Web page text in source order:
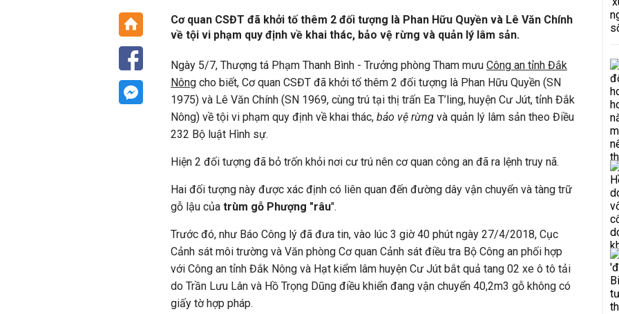
Cơ quan CSĐT đã khởi tố thêm 2 đối tượng là Phan Hữu Quyền và Lê Văn Chính
về tội vi phạm quy định về khai thác, bảo vệ rừng và quản lý lâm sản.
Ngày 5/7, Thượng tá Phạm Thanh Bình - Trưởng phòng Tham mưu Công an tỉnh Đắk
Nông cho biết, Cơ quan CSĐT đã khởi tố thêm 2 đối tượng là Phan Hữu Quyền (SN
1975) và Lê Văn Chính (SN 1969, cùng trú tại thị trấn Ea T’ling, huyện Cư Jút, tỉnh Đắk
Nông) về tội vi phạm quy định về khai thác, bảo vệ rừng và quản lý lâm sản theo Điều
232 Bộ luật Hình sự.
Hiện 2 đối tượng đã bỏ trốn khỏi nơi cư trú nên cơ quan công an đã ra lệnh truy nã.
Hai đối tượng này được xác định có liên quan đến đường dây vận chuyển và tàng trữ
gỗ lậu của trùm gỗ Phượng "râu".
Trước đó, như Báo Công lý đã đưa tin, vào lúc 3 giờ 40 phút ngày 27/4/2018, Cục
Cảnh sát môi trường và Văn phòng Cơ quan Cảnh sát điều tra Bộ Công an phối hợp
với Công an tỉnh Đắk Nông và Hạt kiểm lâm huyện Cư Jút bắt quả tang 02 xe ô tô tải
do Trần Lưu Lân và Hồ Trọng Dũng điều khiển đang vận chuyển 40,2m3 gỗ không có
giấy tờ hợp pháp.